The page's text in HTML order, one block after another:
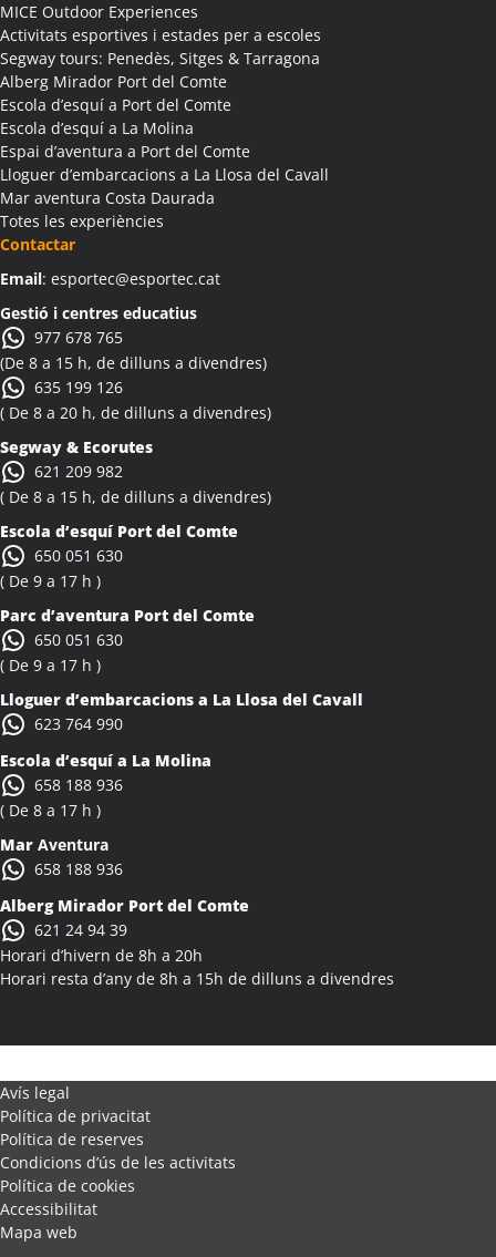
Colònies Escolars Albanyà
Activitats Teambuilding Empreses Albatàrrec
Activitats Família Amics Albatàrrec
Colònies Escolars Albatàrrec
Activitats Teambuilding Empreses Albesa
Activitats Família Amics Albesa
Colònies Escolars Albesa
Activitats Teambuilding Empreses Albi
Activitats Família Amics Albi
Colònies Escolars Albi
Activitats Teambuilding Empreses Albinyana
Activitats Família Amics Albinyana
Colònies Escolars Albinyana
Activitats Teambuilding Empreses Albiol
Activitats Família Amics Albiol
Colònies Escolars Albiol
Activitats Teambuilding Empreses Albocàsser
Colònies Escolars Albocàsser
Activitats Teambuilding Empreses Albons
Colònies Escolars Albons
Activitats Teambuilding Empreses Alcalà de Xivert
Colònies Escolars Alcalà de Xivert
Activitats Família Amics Alcanar
Colònies Escolars Alcanar
Activitats Família Amics Alcanó
Activitats Teambuilding Empreses Alcarràs
Activitats Família Amics Alcarràs
Colònies Escolars Alcarràs
Activitats Teambuilding Empreses Alcora
Activitats Família Amics Alcora
Colònies Escolars Alcora
Activitats Teambuilding Empreses Alcover
Activitats Família Amics Alcover
Colònies Escolars Alcover
MICE Outdoor Experiences
Activitats esportives i estades per a escoles
Segway tours: Penedès, Sitges & Tarragona
Alberg Mirador Port del Comte
Escola d’esquí a Port del Comte
Escola d’esquí a La Molina
Espai d’aventura a Port del Comte
Lloguer d’embarcacions a La Llosa del Cavall
Mar aventura Costa Daurada
Totes les experiències
Contactar
Email: esportec@esportec.cat
Gestió i centres educatius
977 678 765
(De 8 a 15 h, de dilluns a divendres)
635 199 126
( De 8 a 20 h, de dilluns a divendres)
Segway & Ecorutes
621 209 982
( De 8 a 15 h, de dilluns a divendres)
Escola d’esquí Port del Comte
650 051 630
( De 9 a 17 h )
Parc d’aventura Port del Comte
650 051 630
( De 9 a 17 h )
Lloguer d’embarcacions a La Llosa del Cavall
623 764 990
Escola d’esquí a La Molina
658 188 936
( De 8 a 17 h )
Mar Aventura
658 188 936
Alberg Mirador Port del Comte
621 24 94 39
Horari d’hivern de 8h a 20h
Horari resta d’any de 8h a 15h de dilluns a divendres
Avís legal
Política de privacitat
Política de reserves
Condicions d’ús de les activitats
Política de cookies
Accessibilitat
Mapa web